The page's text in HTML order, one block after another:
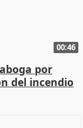
00:46
por
del incendio